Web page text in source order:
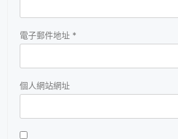
電子郵件地址 *
個人網站網址